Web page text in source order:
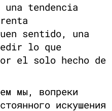
una tendencia
sentido, una
lo que
el solo hecho de
мы, вопреки
искушения